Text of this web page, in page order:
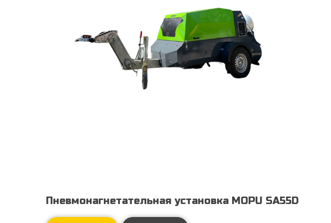
Пневмонагнетательная установка MOPU SA55D